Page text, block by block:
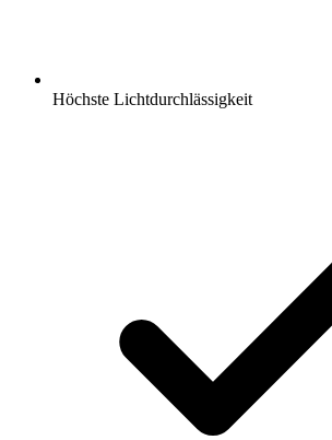
Höchste Lichtdurchlässigkeit